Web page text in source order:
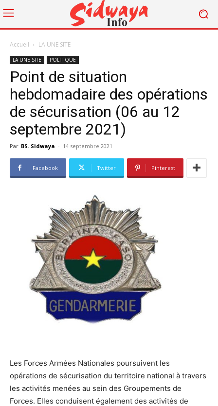
Accueil LA UNE SITE
LA UNE SITE POLITIQUE
Point de situation
hebdomadaire des opérations
de sécurisation (06 au 12
septembre 2021)
Par BS. Sidwaya - 14 septembre 2021
Facebook Twitter Pinterest
Les Forces Armées Nationales poursuivent les
opérations de sécurisation du territoire national à travers
les activités menées au sein des Groupements de
Forces. Elles conduisent également des activités de